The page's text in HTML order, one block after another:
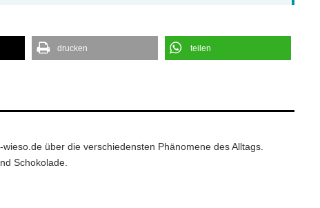
drucken teilen
über die verschiedensten Phänomene des Alltags.
Schokolade.